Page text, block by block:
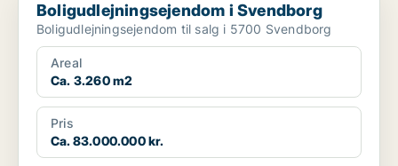
Boligudlejningsejendom i Svendborg
Boligudlejningsejendom til salg i 5700 Svendborg
Areal
Ca. 3.260 m2
Pris
Ca. 83.000.000 kr.